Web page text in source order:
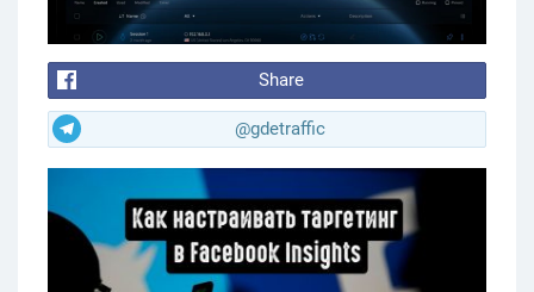
Share
@gdetraffic